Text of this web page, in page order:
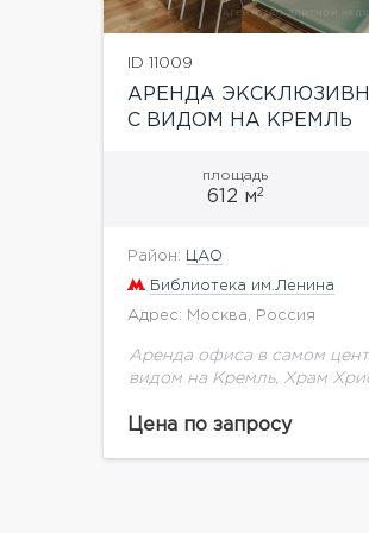
ID 11009
АРЕНДА
С ВИДОМ НА КРЕМЛЬ
площадь
612 м2
Район: ЦАО
Библиотека им.Ленина
Адрес: Москва, Россия
Аренда офиса в самом
видом на Кремль, Храм
этаж бизнес-центра класса
Цена по запросу